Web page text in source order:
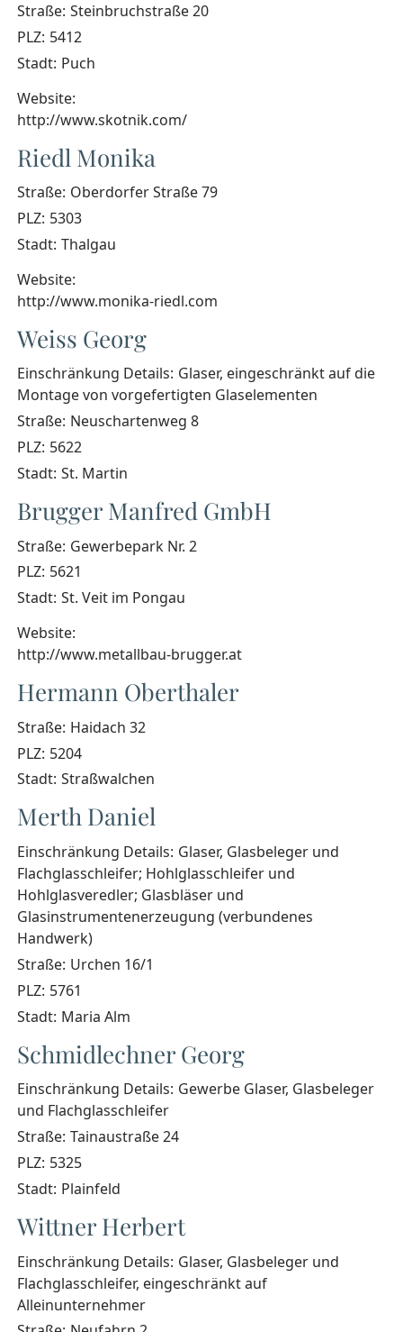
Straße: Steinbruchstraße 20
PLZ: 5412
Stadt: Puch
Website:
http://www.skotnik.com/
Riedl Monika
Straße: Oberdorfer Straße 79
PLZ: 5303
Stadt: Thalgau
Website:
http://www.monika-riedl.com
Weiss Georg
Einschränkung Details: Glaser, eingeschränkt auf die
Montage von vorgefertigten Glaselementen
Straße: Neuschartenweg 8
PLZ: 5622
Stadt: St. Martin
Brugger Manfred GmbH
Straße: Gewerbepark Nr. 2
PLZ: 5621
Stadt: St. Veit im Pongau
Website:
http://www.metallbau-brugger.at
Hermann Oberthaler
Straße: Haidach 32
PLZ: 5204
Stadt: Straßwalchen
Merth Daniel
Einschränkung Details: Glaser, Glasbeleger und
Flachglasschleifer; Hohlglasschleifer und
Hohlglasveredler; Glasbläser und
Glasinstrumentenerzeugung (verbundenes
Handwerk)
Straße: Urchen 16/1
PLZ: 5761
Stadt: Maria Alm
Schmidlechner Georg
Einschränkung Details: Gewerbe Glaser, Glasbeleger
und Flachglasschleifer
Straße: Tainaustraße 24
PLZ: 5325
Stadt: Plainfeld
Wittner Herbert
Einschränkung Details: Glaser, Glasbeleger und
Flachglasschleifer, eingeschränkt auf
Alleinunternehmer